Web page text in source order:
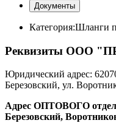
Документы
Категория:Шланги
Реквизиты ООО
Юридический адрес:
Березовский, ул.
Адрес ОПТОВОГО
Березовский,